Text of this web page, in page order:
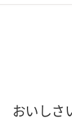
おいしさ